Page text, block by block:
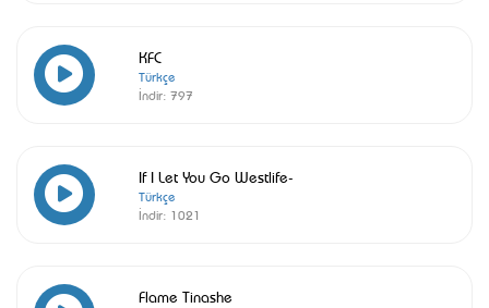
KFC
Türkçe
İndir: 797
If I Let You Go Westlife-
Türkçe
İndir: 1021
Flame Tinashe